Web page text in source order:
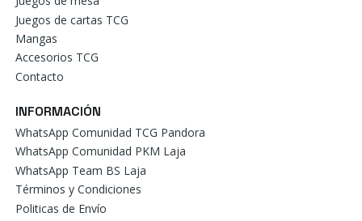
Juegos de cartas TCG
Mangas
Accesorios TCG
Contacto
INFORMACIÓN
WhatsApp Comunidad TCG Pandora
WhatsApp Comunidad PKM Laja
WhatsApp Team BS Laja
Términos y Condiciones
Politicas de Envío